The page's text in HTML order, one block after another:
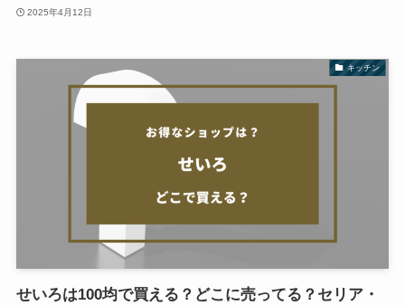
2025年4月12日
キッチン
せいろは100均で買える？どこに売ってる？セリア・